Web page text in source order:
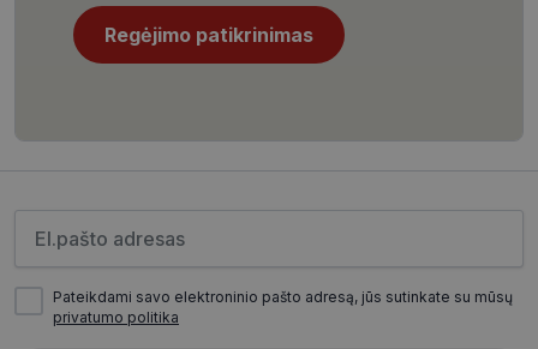
Regėjimo patikrinimas
Pateikdami savo elektroninio pašto adresą, jūs sutinkate su mūsų
privatumo politika
slapukų tinklalapis neveiks tinkamai. Šie slapukai
saugomi Jūsų įrenginyje, kol slapukai atlieka savo
funkcijas, bet ne ilgiau kaip dvejus metus.
4 savaitės